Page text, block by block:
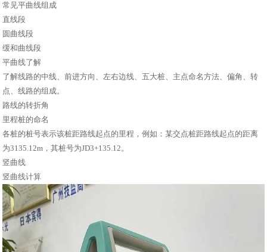
常见平曲线组成
直线段
圆曲线段
缓和曲线段
平曲线了解
了解线路的中线、前进方向、左右边线、五大桩、主点命名方法、偏角、转
点、线路的组成。
路线的转折角
里程桩的命名
各桩的桩号表示该桩距路线起点的里程，例如：某交点桩距路线起点的距离
为3135.12m，其桩号为JD3+135.12。
竖曲线
竖曲线计算